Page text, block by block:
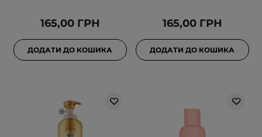
165,00 ГРН
ДОДАТИ ДО КОШИКА
165,00 ГРН
ДОДАТИ ДО КОШИКА